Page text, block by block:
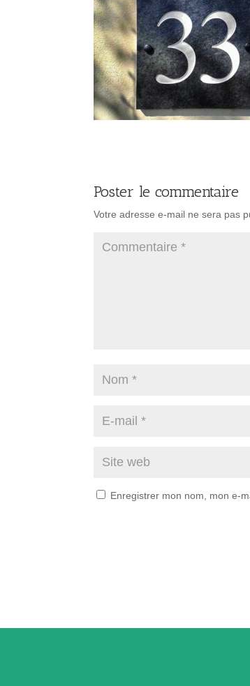
Poster le commentaire
Votre adresse e-mail ne sera pas
Enregistrer mon nom, mon e-